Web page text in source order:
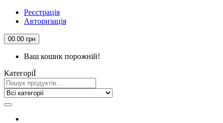
Реєстрація
Авторизація
00.00 грн
Ваш кошик порожній!
КатегорiЇ